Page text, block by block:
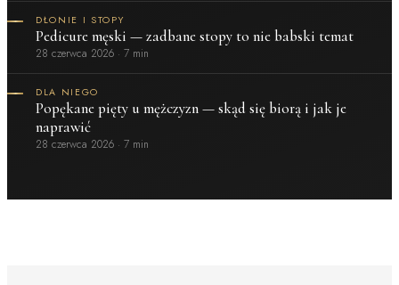
DŁONIE I STOPY
Pedicure męski — zadbane stopy to nie babski temat
28 czerwca 2026 · 7 min
DLA NIEGO
Popękane pięty u mężczyzn — skąd się biorą i jak je
naprawić
28 czerwca 2026 · 7 min